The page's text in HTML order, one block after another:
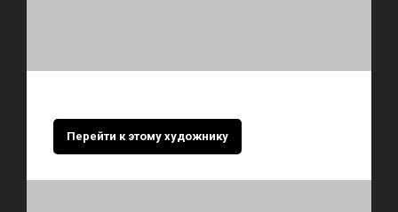
Перейти к этому художнику